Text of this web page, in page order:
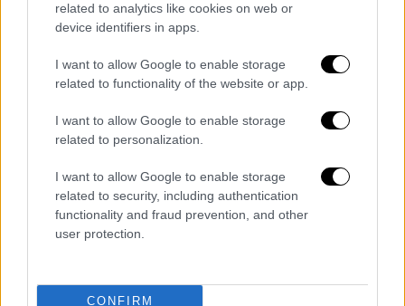
related to analytics like cookies on web or
device identifiers in apps.
I want to allow Google to enable storage
related to functionality of the website or app.
I want to allow Google to enable storage
related to personalization.
I want to allow Google to enable storage
related to security, including authentication
functionality and fraud prevention, and other
user protection.
CONFIRM
Παράλληλα, κατά το ίδιο χρονικό διάστημα,
σε συνεργασία με τη
Αθηνώνπραγματοποιήθηκε αστυνομική
επιχείρηση από αστυνομικούς της
Υποδιεύθυνσης Περιπολιών στην ευρύτερη
περιοχή των Πατησίων, του Αγίου
διάρκεια της οποίας ελέγχθηκαν 45 άτομα
και 7 οχήματα, προσήχθησαν 33 άτομα και
συνελήφθησαν 5 για –κατά περίπτωση-
γραμμάρια μεθαμφεταμίνης.